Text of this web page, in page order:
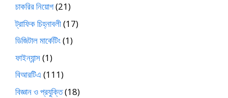
চাকরির নিয়োগ(21)
ট্রাফিক চিহ্নাবলী(17)
ডিজিটাল মার্কেটিং(1)
ফাইন্যান্স(1)
বিআরটিএ (111)
বিজ্ঞান ও প্রযুক্তি(18)